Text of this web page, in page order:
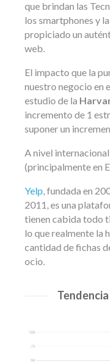
que brindan las
los smartphones y
propiciado un
web.
El impacto que la
nuestro negocio en
estudio de la
incremento de 1
suponer un
A nivel
(principalmente en
Yelp, fundada en
2011, es una
tienen cabida todo
lo que realmente la
cantidad de fichas
ocio.